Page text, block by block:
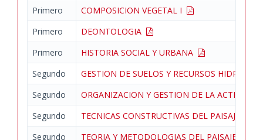
Primero
COMPOSICION VEGETAL I
Primero
DEONTOLOGIA
Primero
HISTORIA SOCIAL Y URBANA
Segundo
GESTION DE SUELOS Y RECURSOS HIDRICOS
Segundo
ORGANIZACION Y GESTION DE LA
Segundo
TECNICAS CONSTRUCTIVAS DEL PAISAJE I
Segundo
TEORIA Y METODOLOGIAS DEL PAISAJE